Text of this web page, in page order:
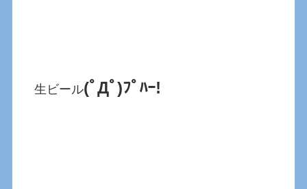
生ビール(ﾟДﾟ)ﾌﾟﾊｰ!